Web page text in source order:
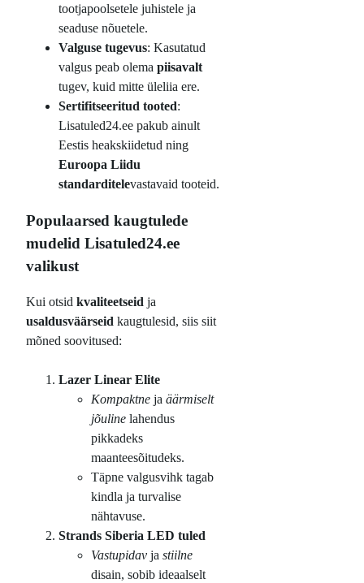
tootjapoolsetele juhistele ja
seaduse nõuetele.
Valguse tugevus: Kasutatud
valgus peab olema piisavalt
tugev, kuid mitte üleliia ere.
Sertifitseeritud tooted:
Lisatuled24.ee pakub ainult
Eestis heakskiidetud ning
Euroopa Liidu
standarditelevastavaid tooteid.
Populaarsed kaugtulede
mudelid Lisatuled24.ee
valikust
Kui otsid kvaliteetseid ja
usaldusväärseid kaugtulesid, siis siit
mõned soovitused:
Lazer Linear Elite
Kompaktne ja äärmiselt
jõuline lahendus
pikkadeks
maanteesõitudeks.
Täpne valgusvihk tagab
kindla ja turvalise
nähtavuse.
Strands Siberia LED tuled
Vastupidav ja stiilne
disain, sobib ideaalselt